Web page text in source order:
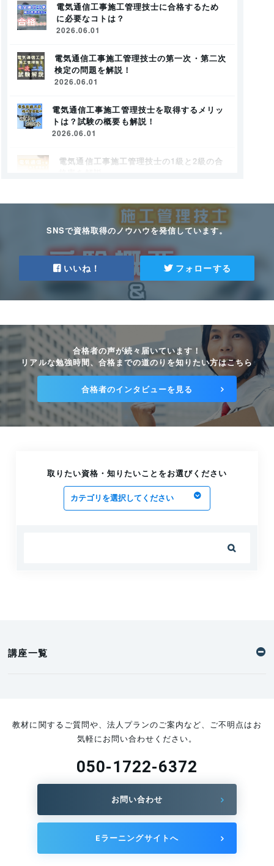
電気通信工事施工管理技士に合格するため
に必要なコトは？
2026.06.01
電気通信工事施工管理技士の第一次・第二次
検定の問題を解説！
2026.06.01
電気通信工事施工管理技士を取得するメリッ
トは？試験の概要も解説！
2026.06.01
電気通信工事施工管理技士の1級と2級の合
電気通信工事施工管理技士とは？資格の需要
とメリットを全解説
2026.06.01
電気通信工事施工管理技士のオススメ問題集
と勉強法を解説！
理技士の違いは何？
2025.05.03
SNSで資格取得のノウハウを発信しています。
いいね！ フォローする
合格者の声が続々届いています！
リアルな勉強時間、合格までの道のりを知りたい方はこちら
合格者のインタビューを見る
取りたい資格・知りたいことをお選びください

講座一覧
教材に関するご質問や、法人プランのご案内など、ご不明点はお
気軽にお問い合わせください。
050-1722-6372
お問い合わせ
Eラーニングサイトへ